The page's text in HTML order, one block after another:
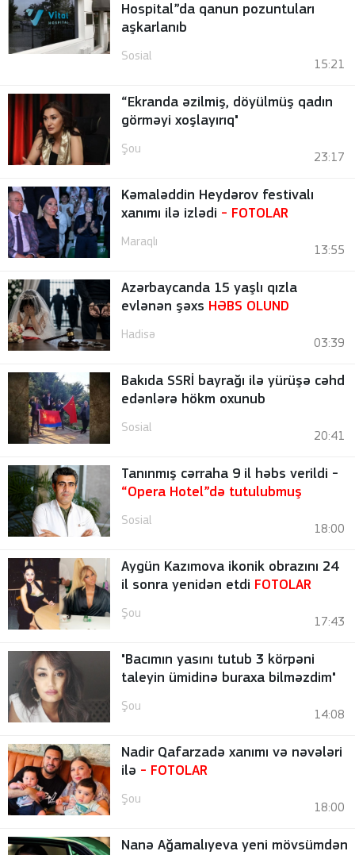
Hospital”da qanun pozuntuları
aşkarlanıb
Sosial
15:21
“Ekranda əzilmiş, döyülmüş qadın
görməyi xoşlayırıq"
Şou
23:17
Kəmaləddin Heydərov festivalı
xanımı ilə izlədi - FOTOLAR
Maraqlı
13:55
Azərbaycanda 15 yaşlı qızla
evlənən şəxs HƏBS OLUND
Hadisə
03:39
Bakıda SSRİ bayrağı ilə yürüşə cəhd
edənlərə hökm oxunub
Sosial
20:41
Tanınmış cərraha 9 il həbs verildi -
“Opera Hotel”də tutulubmuş
Sosial
18:00
Aygün Kazımova ikonik obrazını 24
il sonra yenidən etdi FOTOLAR
Şou
17:43
"Bacımın yasını tutub 3 körpəni
taleyin ümidinə buraxa bilməzdim"
Şou
14:08
Nadir Qafarzadə xanımı və nəvələri
ilə - FOTOLAR
Şou
18:00
Nanə Ağamalıyeva yeni mövsümdən